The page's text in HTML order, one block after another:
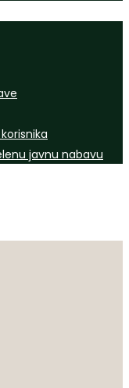
javnu nabavu